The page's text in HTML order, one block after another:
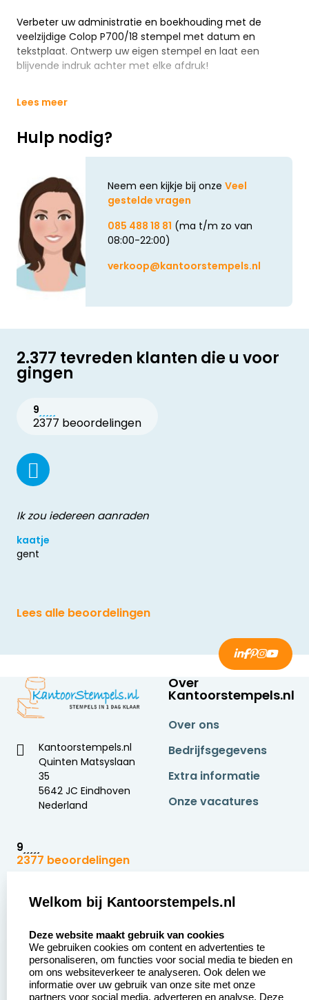
Verbeter uw administratie en boekhouding met de
veelzijdige Colop P700/18 stempel met datum en
tekstplaat. Ontwerp uw eigen stempel en laat een
blijvende indruk achter met elke afdruk!
Lees meer
Hulp nodig?
Neem een kijkje bij onze Veel
gestelde vragen
085 488 18 81 (ma t/m zo van
08:00-22:00)
verkoop@kantoorstempels.nl
2.377 tevreden klanten die u voor
gingen
9
2377 beoordelingen
Ik zou iedereen aanraden
kaatje
gent
Lees alle beoordelingen
Kantoorstempels.nl
Quinten Matsyslaan
35
5642 JC Eindhoven
Nederland
9
2377 beoordelingen
Over
Kantoorstempels.nl
Over ons
Bedrijfsgegevens
Extra informatie
Onze vacatures
Zakelijk:
Aanvraag op maat
Betaling &
Verzending
Wederverkoper
Klantenservice:
Contact opnemen
Veel gestelde vragen
Retourneren
Welkom bij Kantoorstempels.nl
Deze website maakt gebruik van cookies
We gebruiken cookies om content en advertenties te
personaliseren, om functies voor social media te bieden en
om ons websiteverkeer te analyseren. Ook delen we
informatie over uw gebruik van onze site met onze
partners voor social media, adverteren en analyse. Deze